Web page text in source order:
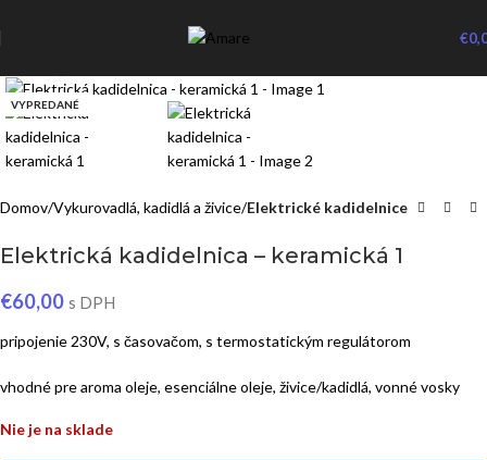
€
VYPREDANÉ
Domov Vykurovadlá, kadidlá a živice Elektrické kadidelnice
Elektrická kadidelnica – keramická 1
€60,00 s DPH
pripojenie 230V, s časovačom, s termostatickým regulátorom
vhodné pre aroma oleje, esenciálne oleje, živice/kadidlá, vonné vosky
Nie je na sklade